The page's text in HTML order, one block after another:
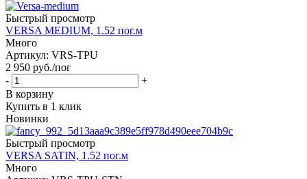
Быстрый просмотр
VERSA MEDIUM, 1.52 пог.м
Много
Артикул: VRS-TPU
2 950 руб./пог
-
+
В корзину
Купить в 1 клик
Новинки
Быстрый просмотр
VERSA SATIN, 1.52 пог.м
Много